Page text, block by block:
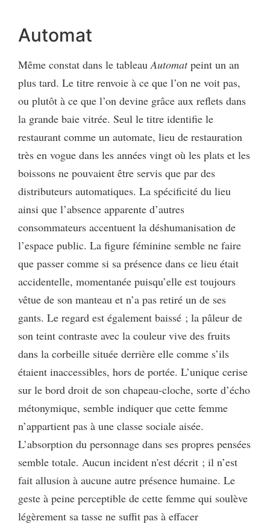
Automat
Même constat dans le tableau Automatpeint un an
plus tard. Le titre renvoie à ce que l’on ne voit pas,
ou plutôt à ce que l’on devine grâce aux reflets dans
la grande baie vitrée. Seul le titre identifie le
restaurant comme un automate, lieu de restauration
très en vogue dans les années vingt où les plats et les
boissons ne pouvaient être servis que par des
distributeurs automatiques. La spécificité du lieu
ainsi que l’absence apparente d’autres
consommateurs accentuent la déshumanisation de
l’espace public. La figure féminine semble ne faire
que passer comme si sa présence dans ce lieu était
accidentelle, momentanée puisqu’elle est toujours
vêtue de son manteau et n’a pas retiré un de ses
gants. Le regard est également baissé ; la pâleur de
son teint contraste avec la couleur vive des fruits
dans la corbeille située derrière elle comme s’ils
étaient inaccessibles, hors de portée. L’unique cerise
sur le bord droit de son chapeau-cloche, sorte d’écho
métonymique, semble indiquer que cette femme
n’appartient pas à une classe sociale aisée.
L’absorption du personnage dans ses propres pensées
semble totale. Aucun incident n'est décrit ; il n’est
fait allusion à aucune autre présence humaine. Le
geste à peine perceptible de cette femme qui soulève
légèrement sa tasse ne suffit pas à effacer